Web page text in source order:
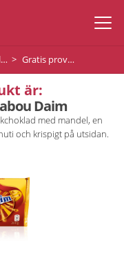
Gratis prover av Marabou Daim
är:
Daim
med mandel, en
och krispigt på utsidan.